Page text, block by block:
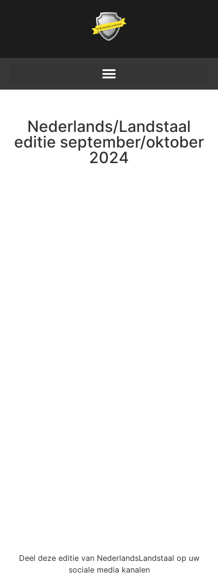
Nederlands/Landstaal
editie september/oktober
2024
Deel deze editie van NederlandsLandstaal op uw
sociale media kanalen